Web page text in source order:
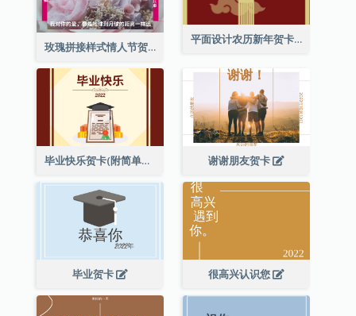
平面设计农历新年贺卡与装饰
玫瑰拼接样式情人节贺卡
毕业快乐贺卡(附简单配图) 谢谢朋友贺卡
毕业贺卡 很高兴认识您